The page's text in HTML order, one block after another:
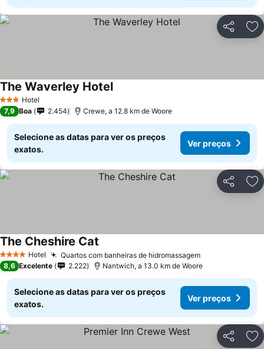
Partilhar
3 EstrelasHotel
The Waverley Hotel
7,9 Boa 2.454 Crewe, a 12.8 km de Woore
Selecione as datas para ver os preços
exatos.
Ver preços
Partilhar
4 EstrelasHotel Quartos com banheiras de hidromassagem
The Cheshire Cat
8,6 Excelente 2.222 Nantwich, a 13.0 km de Woore
Selecione as datas para ver os preços
exatos.
Ver preços
Partilhar